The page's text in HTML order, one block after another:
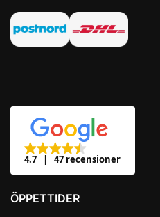
4.7 47 recensioner
ÖPPETTIDER